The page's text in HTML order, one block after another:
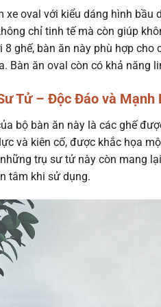
xe oval với kiểu dáng hình
chỉ tinh tế mà còn giúp
8 ghế, bàn ăn này phù hợp
Bàn ăn oval còn có khả năng
Tử – Độc Đáo và Mạnh
bộ bàn ăn này là các ghế
và kiên cố, được khắc họa
trụ sư tử này còn mang
tâm khi sử dụng.